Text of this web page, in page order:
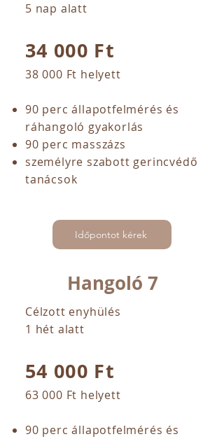
5 nap alatt
34 000 Ft
38 000 Ft helyett
90 perc állapotfelmérés és
ráhangoló gyakorlás
90 perc masszázs
személyre szabott gerincvédő
tanácsok
Időpontot kérek
Hangoló 7
Célzott enyhülés
1 hét alatt
54 000 Ft
63 000 Ft helyett
90 perc állapotfelmérés és